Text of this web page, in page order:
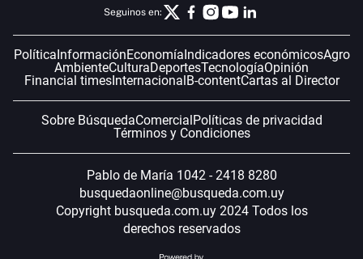
Seguinos en:
Política InformaciónEconomía Indicadores económicosAgro
AmbienteCulturaDeportesTecnologíaOpinión
Financial timesInternacional B-contentCartas al Director
Sobre BúsquedaComercial Políticas de privacidad
Términos y Condiciones
Pablo de María 1042 - 2418 8280
busquedaonline@busqueda.com.uy
Copyright busqueda.com.uy 2024 Todos los
derechos reservados